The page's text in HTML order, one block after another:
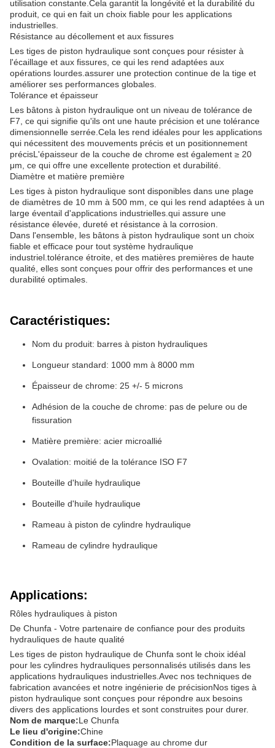
utilisation constante.Cela garantit la longévité et la durabilité du
produit, ce qui en fait un choix fiable pour les applications
industrielles.
Résistance au décollement et aux fissures
Les tiges de piston hydraulique sont conçues pour résister à
l'écaillage et aux fissures, ce qui les rend adaptées aux
opérations lourdes.assurer une protection continue de la tige et
améliorer ses performances globales.
Tolérance et épaisseur
Les bâtons à piston hydraulique ont un niveau de tolérance de
F7, ce qui signifie qu'ils ont une haute précision et une tolérance
dimensionnelle serrée.Cela les rend idéales pour les applications
qui nécessitent des mouvements précis et un positionnement
précisL'épaisseur de la couche de chrome est également ≥ 20
μm, ce qui offre une excellente protection et durabilité.
Diamètre et matière première
Les tiges à piston hydraulique sont disponibles dans une plage
de diamètres de 10 mm à 500 mm, ce qui les rend adaptées à un
large éventail d'applications industrielles.qui assure une
résistance élevée, dureté et résistance à la corrosion.
Dans l'ensemble, les bâtons à piston hydraulique sont un choix
fiable et efficace pour tout système hydraulique
industriel.tolérance étroite, et des matières premières de haute
qualité, elles sont conçues pour offrir des performances et une
durabilité optimales.
Caractéristiques:
Nom du produit: barres à piston hydrauliques
Longueur standard: 1000 mm à 8000 mm
Épaisseur de chrome: 25 +/- 5 microns
Adhésion de la couche de chrome: pas de pelure ou de
fissuration
Matière première: acier microallié
Ovalation: moitié de la tolérance ISO F7
Bouteille d'huile hydraulique
Bouteille d'huile hydraulique
Rameau à piston de cylindre hydraulique
Rameau de cylindre hydraulique
Applications:
Rôles hydrauliques à piston
De Chunfa - Votre partenaire de confiance pour des produits
hydrauliques de haute qualité
Les tiges de piston hydraulique de Chunfa sont le choix idéal
pour les cylindres hydrauliques personnalisés utilisés dans les
applications hydrauliques industrielles.Avec nos techniques de
fabrication avancées et notre ingénierie de précisionNos tiges à
piston hydraulique sont conçues pour répondre aux besoins
divers des applications lourdes et sont construites pour durer.
Nom de marque:Le Chunfa
Le lieu d'origine:Chine
Condition de la surface:Plaquage au chrome dur